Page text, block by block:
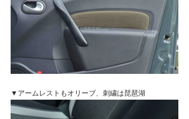
▼アームレストもオリーブ、刺繍は琵琶湖